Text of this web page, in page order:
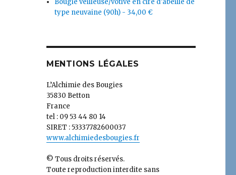
neuvaine (durée 90h) »
Bougie veilleuse/votive en cire d'abeille de
type neuvaine (90h) - 34,00 €
MENTIONS LÉGALES
L’Alchimie des Bougies
35830 Betton
France
tel : 09 53 44 80 14
SIRET : 53337782600037
www.alchimiedesbougies.fr
© Tous droits réservés.
Toute reproduction interdite sans